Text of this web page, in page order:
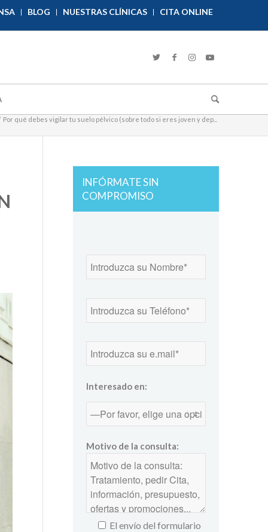
BLOG NUESTRAS CLÍNICAS CITA ONLINE
Por qué debes vigilar tu suelo pélvico (sobre todo si eres joven y dep...
INFÓRMATE SIN
COMPROMISO
Interesado en:
Motivo de la consulta:
El envío del formulario